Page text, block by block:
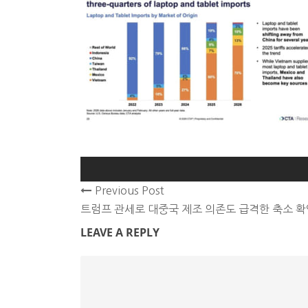
Previous Post
트럼프 관세로 대중국 제조 의존도 급격한 축소
LEAVE A REPLY